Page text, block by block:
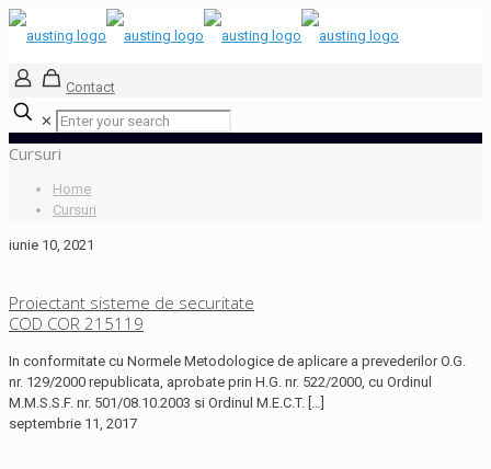
Contact
✕
Cursuri
Home
Cursuri
iunie 10, 2021
Proiectant sisteme de securitate
COD COR 215119
In conformitate cu Normele Metodologice de aplicare a prevederilor O.G.
nr. 129/2000 republicata, aprobate prin H.G. nr. 522/2000, cu Ordinul
M.M.S.S.F. nr. 501/08.10.2003 si Ordinul M.E.C.T. […]
septembrie 11, 2017